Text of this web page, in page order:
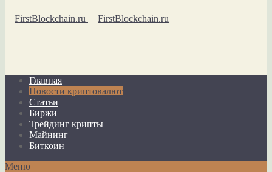
Главная
Новости криптовалют
Статьи
Биржи
Трейдинг крипты
Майнинг
Биткоин
Меню